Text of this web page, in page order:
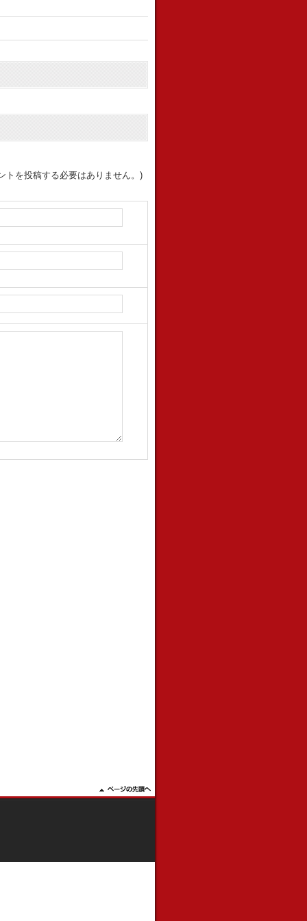
トを投稿する必要はありません。)